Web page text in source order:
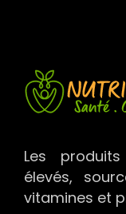
Les
élevés,
vitamines et